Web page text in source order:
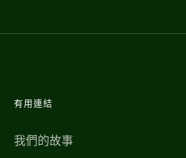
有用連結
我們的故事